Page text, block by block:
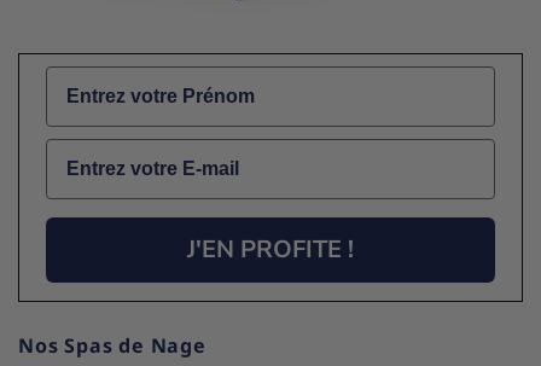
Name
Email
J'EN PROFITE !
Nos Spas de Nage